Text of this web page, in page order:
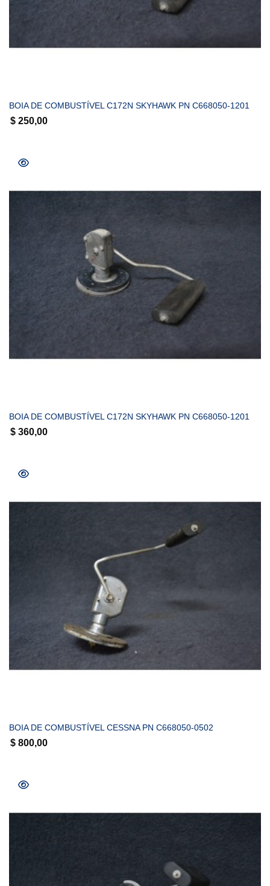
BOIA DE COMBUSTÍVEL C172N SKYHAWK PN C668050-1201
$ 250,00
BOIA DE COMBUSTÍVEL C172N SKYHAWK PN C668050-1201
$ 360,00
BOIA DE COMBUSTÍVEL CESSNA PN C668050-0502
$ 800,00